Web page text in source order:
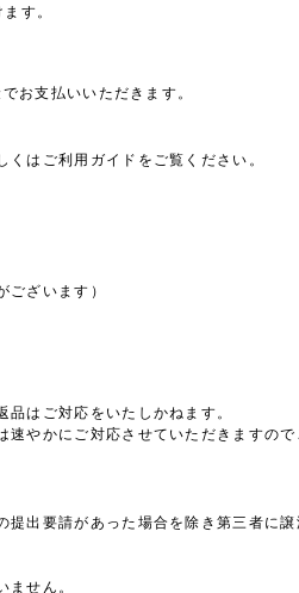
す。
お支払いいただきます。
はご利用ガイドをご覧ください。
ございます）
はご対応をいたしかねます。
やかにご対応させていただきますので
出要請があった場合を除き第三者に譲
せん。